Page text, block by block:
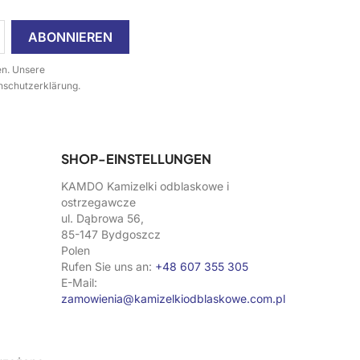
Unsere
SHOP-EINSTELLUNGEN
KAMDO Kamizelki odblaskowe i
ostrzegawcze
ul. Dąbrowa 56,
85-147 Bydgoszcz
Polen
Rufen Sie uns an: +48 607 355 305
E-Mail:
zamowienia@kamizelkiodblaskowe.com.pl